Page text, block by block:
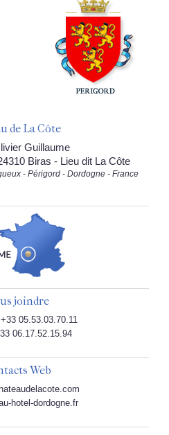
de La Côte
Guillaume
Biras - Lieu dit La Côte
- Périgord - Dordogne - France
joindre
05.53.03.70.11
06.17.52.15.94
Web
hotel-dordogne.fr